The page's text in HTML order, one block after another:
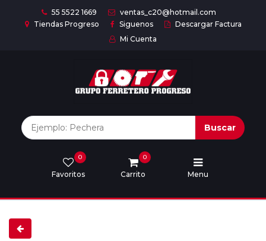
55 5522 1669
ventas_c20@hotmail.com
Tiendas Progreso
Siguenos
Descargar Factura
Mi Cuenta
Buscar
Favoritos
0
Carrito
0
Menu
Marcas
Descargar